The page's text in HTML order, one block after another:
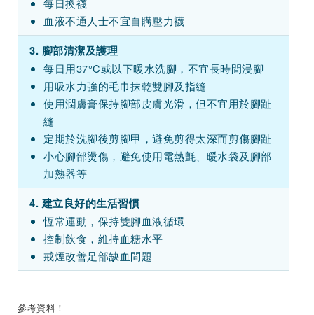
每日換襪
血液不通人士不宜自購壓力襪
3. 腳部清潔及護理
每日用37°C或以下暖水洗腳，不宜長時間浸腳
用吸水力強的毛巾抹乾雙腳及指縫
使用潤膚膏保持腳部皮膚光滑，但不宜用於腳趾
縫
定期於洗腳後剪腳甲，避免剪得太深而剪傷腳趾
小心腳部燙傷，避免使用電熱氈、暖水袋及腳部
加熱器等
4. 建立良好的生活習慣
恆常運動，保持雙腳血液循環
控制飲食，維持血糖水平
戒煙改善足部缺血問題
參考資料！